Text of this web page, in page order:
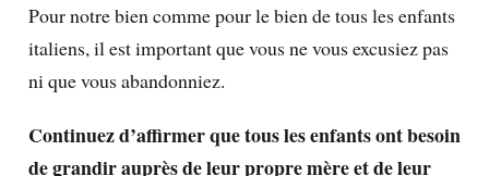
Pour notre bien comme pour le bien de tous les enfants
italiens, il est important que vous ne vous excusiez pas
ni que vous abandonniez.
Continuez d’affirmer que tous les enfants ont besoin
de grandir auprès de leur propre mère et de leur